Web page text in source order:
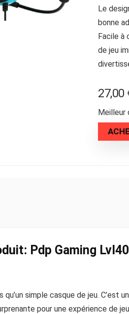
Le
bonne
Facile à
de jeu
27,00
Meilleur
Pdp Gaming
qu’un simple casque de jeu. C’est
pour une expérience de